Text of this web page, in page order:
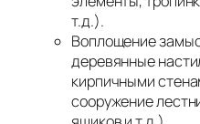
т.д.).
Воплощение
деревянные
кирпичными
сооружение